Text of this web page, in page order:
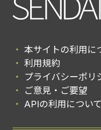
本サイトの利用に
利用規約
プライバシーポリ
ご意見・ご要望
APIの利用について